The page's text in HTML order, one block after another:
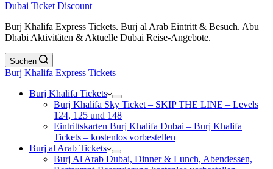
Dubai Ticket Discount
Burj Khalifa Express Tickets. Burj al Arab Eintritt & Besuch. Abu
Dhabi Aktivitäten & Aktuelle Dubai Reise-Angebote.
Suchen
Burj Khalifa Express Tickets
Burj Khalifa Tickets
Burj Khalifa Sky Ticket – SKIP THE LINE – Levels
124, 125 und 148
Eintrittskarten Burj Khalifa Dubai – Burj Khalifa
Tickets – kostenlos vorbestellen
Burj al Arab Tickets
Burj Al Arab Dubai, Dinner & Lunch, Abendessen,